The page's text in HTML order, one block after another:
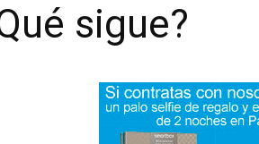
sigue?